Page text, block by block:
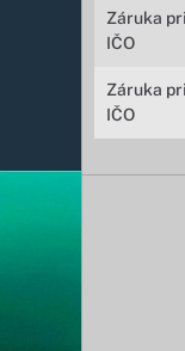
Záruka
IČO
Záruka
IČO